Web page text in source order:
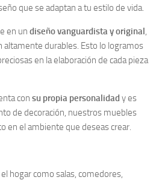
que se adaptan a tu estilo de vida.
en un diseño vanguardista y original,
altamente durables. Esto lo logramos
en la elaboración de cada pieza
con su propia personalidad y es
de decoración, nuestros muebles
en el ambiente que deseas crear.
hogar como salas, comedores,